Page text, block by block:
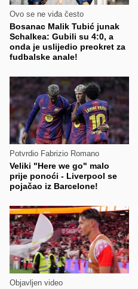
Ovo se ne viđa često
Bosanac Malik Tubić junak
Schalkea: Gubili su 4:0, a
onda je uslijedio preokret za
fudbalske anale!
Potvrdio Fabrizio Romano
Veliki "Here we go" malo
prije ponoći - Liverpool se
pojačao iz Barcelone!
Objavljen video